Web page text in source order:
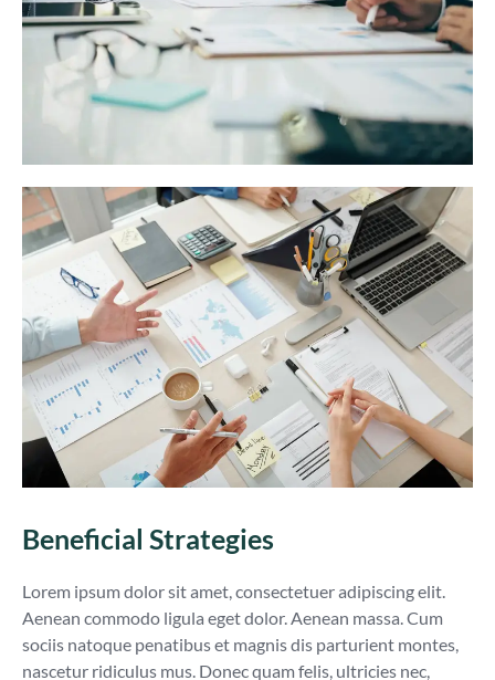
Beneficial Strategies
Lorem ipsum dolor sit amet, consectetuer adipiscing elit.
Aenean commodo ligula eget dolor. Aenean massa. Cum
sociis natoque penatibus et magnis dis parturient montes,
nascetur ridiculus mus. Donec quam felis, ultricies nec,